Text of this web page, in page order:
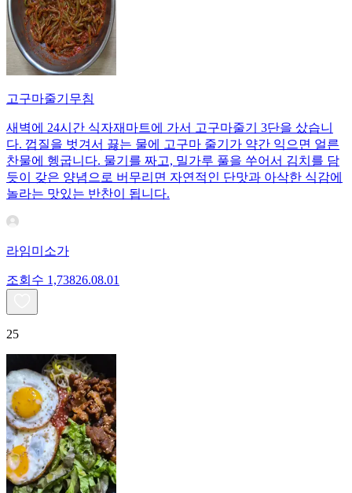
고구마줄기무침
새벽에 24시간 식자재마트에 가서 고구마줄기 3단을 샀습니
다. 껍질을 벗겨서 끓는 물에 고구마 줄기가 약간 익으면 얼른
찬물에 헹굽니다. 물기를 짜고, 밀가루 풀을 쑤어서 김치를 담
듯이 갖은 양념으로 버무리면 자연적인 단맛과 아삭한 식감에
놀라는 맛있는 반찬이 됩니다.
라임미소가
조회수 1,73826.08.01
25